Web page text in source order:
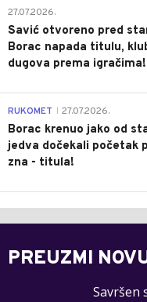
27.07.2026.
Savić otvoreno pred
Borac napada titulu,
dugova prema igračima!
RUKOMET 27.07.2026.
Borac krenuo jako od
jedva dočekali početak
zna - titula!
PREUZMI
Savršen